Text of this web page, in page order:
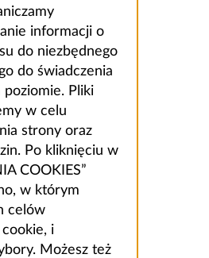
informacji o
do niezbędnego
do świadczenia
poziomie. Pliki
w celu
strony oraz
Po kliknięciu w
COOKIES”
w którym
celów
i
Możesz też